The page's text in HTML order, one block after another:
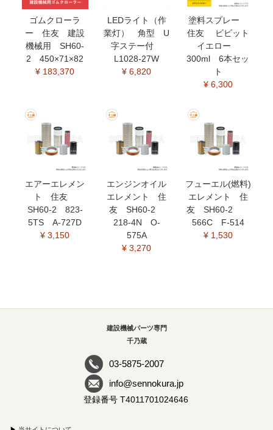
ゴムクローラ
ー 住友 建設
機械用 SH60-
2 450×71×82
¥ 183,370
LEDライト（作
業灯） 角型 U
字ステー付
L1028-27W
¥ 6,820
塗料スプレー
住友 ビビット
イエロー
300ml 6本セッ
ト
¥ 6,300
エアーエレメン
ト 住友
SH60-2 823-
5TS A-727D
¥ 3,150
エンジンオイル
エレメント 住
友 SH60-2
218-4N O-
575A
¥ 3,270
フューエル(燃料)
エレメント 住
友 SH60-2
566C F-514
¥ 1,530
建設機械パーツ専門
千乃蔵
03-5875-2007
info@sennokura.jp
登録番号 T4011701024646